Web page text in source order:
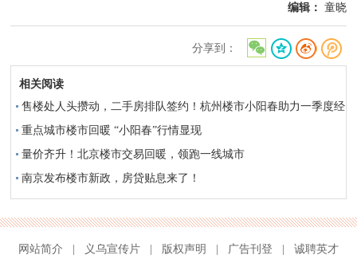
编辑： 童晓
分享到：
相关阅读
售楼处人头攒动，二手房排队签约！杭州楼市小阳春助力一季度经
济开门红
重点城市楼市回暖 “小阳春”行情显现
量价齐升！北京楼市交易回暖，领跑一线城市
南京发布楼市新政，房贷贴息来了！
网站简介 义乌宣传片 版权声明 广告刊登 诚聘英才